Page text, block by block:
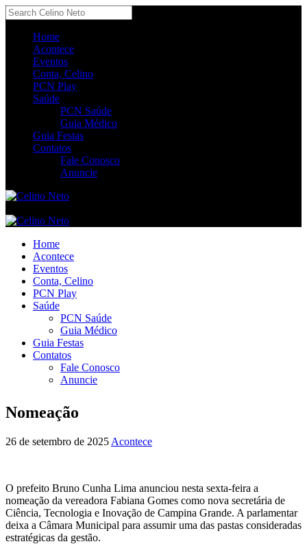
Home
Acontece
Eventos
Conta, Celino
PCN Play
Saúde
PCN Saúde
Guia Médico
Guia Festas
Contatos
Fale Conosco
Anuncie
Home
Acontece
Eventos
Conta, Celino
PCN Play
Saúde
PCN Saúde
Guia Médico
Guia Festas
Contatos
Fale Conosco
Anuncie
Nomeação
26 de setembro de 2025 Acontece
O prefeito Bruno Cunha Lima anunciou nesta sexta-feira a
nomeação da vereadora Fabiana Gomes como nova secretária de
Ciência, Tecnologia e Inovação de Campina Grande. A parlamentar
deixa a Câmara Municipal para assumir uma das pastas consideradas
estratégicas da gestão.